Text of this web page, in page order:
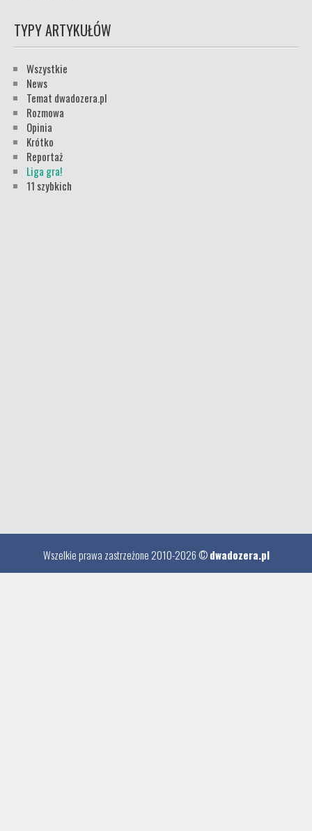
TYPY ARTYKUŁÓW
Wszystkie
News
Temat dwadozera.pl
Rozmowa
Opinia
Krótko
Reportaż
Liga gra!
11 szybkich
Wszelkie prawa zastrzeżone 2010-2026 ©dwadozera.pl